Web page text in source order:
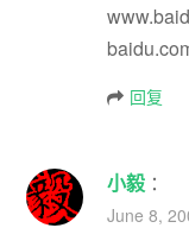
回复
小毅：
June 8,